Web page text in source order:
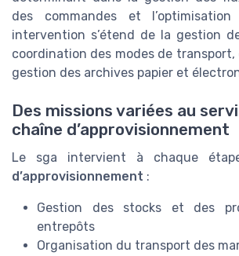
des commandes et
intervention s’étend de la gestion
coordination des modes de transport,
gestion des archives papier et
Des missions variées au
chaîne d’approvisionnement
Le sga intervient à chaque
d’approvisionnement :
Gestion des stocks et des
entrepôts
Organisation du transport des